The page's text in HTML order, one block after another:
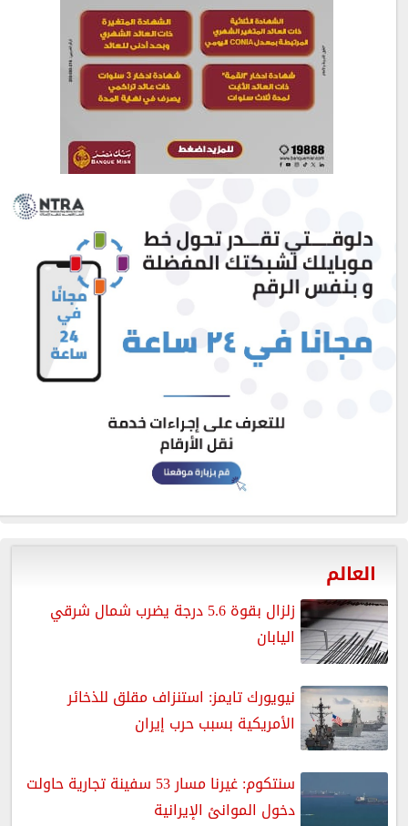
العالم
زلزال بقوة 5.6 درجة يضرب شمال شرقي
اليابان
نيويورك تايمز: استنزاف مقلق للذخائر
الأمريكية بسبب حرب إيران
سنتكوم: غيرنا مسار 53 سفينة تجارية حاولت
دخول الموانئ الإيرانية